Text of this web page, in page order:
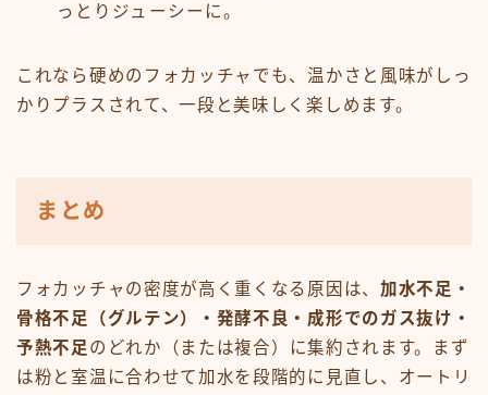
っとりジューシーに。
これなら硬めのフォカッチャでも、温かさと風味がしっ
かりプラスされて、一段と美味しく楽しめます。
まとめ
フォカッチャの密度が高く重くなる原因は、 加水不足・
骨格不足（グルテン）・発酵不良・成形でのガス抜け・
予熱不足 のどれか（または複合）に集約されます。まず
は粉と室温に合わせて加水を段階的に見直し、オートリ